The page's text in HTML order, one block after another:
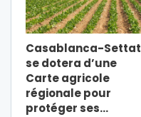
Casablanca-Settat
se dotera d’une
Carte agricole
régionale pour
protéger ses…